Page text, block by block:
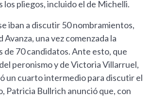
los pliegos, incluido el de Michelli.
iban a discutir 50 nombramientos,
una vez comenzada la
de 70 candidatos. Ante esto, que
peronismo y de Victoria Villarruel,
un cuarto intermedio para discutir el
Patricia Bullrich anunció que, con